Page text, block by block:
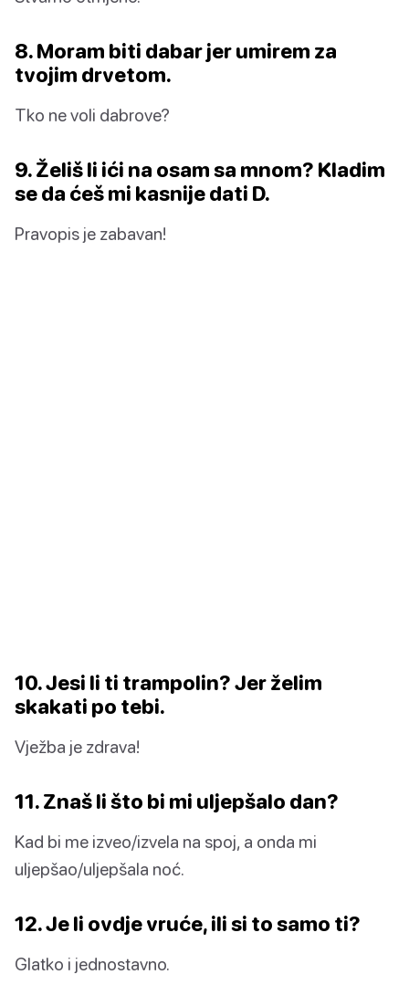
8. Moram biti dabar jer umirem za
tvojim drvetom.
Tko ne voli dabrove?
9. Želiš li ići na osam sa mnom? Kladim
se da ćeš mi kasnije dati D.
Pravopis je zabavan!
10. Jesi li ti trampolin? Jer želim
skakati po tebi.
Vježba je zdrava!
11. Znaš li što bi mi uljepšalo dan?
Kad bi me izveo/izvela na spoj, a onda mi
uljepšao/uljepšala noć.
12. Je li ovdje vruće, ili si to samo ti?
Glatko i jednostavno.